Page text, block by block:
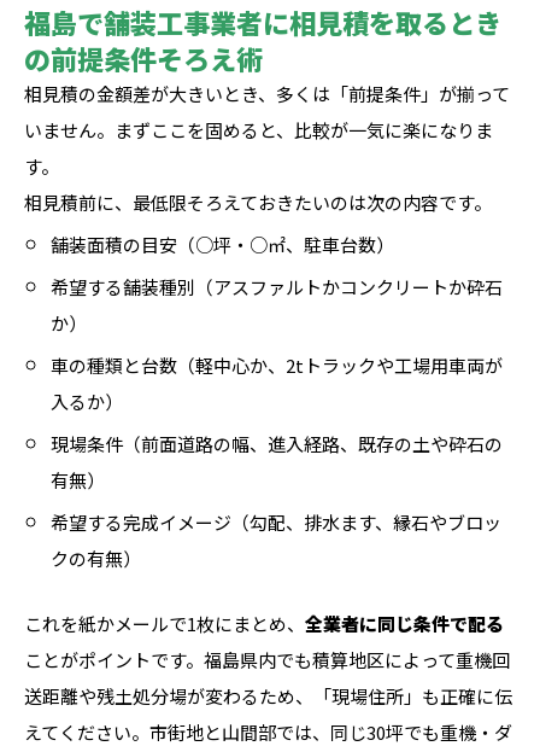
福島で舗装工事業者に相見積を取るとき
の前提条件そろえ術
相見積の金額差が大きいとき、多くは「前提条件」が揃って
いません。まずここを固めると、比較が一気に楽になりま
す。
相見積前に、最低限そろえておきたいのは次の内容です。
舗装面積の目安（○坪・○㎡、駐車台数）
希望する舗装種別（アスファルトかコンクリートか砕石
か）
車の種類と台数（軽中心か、2tトラックや工場用車両が
入るか）
現場条件（前面道路の幅、進入経路、既存の土や砕石の
有無）
希望する完成イメージ（勾配、排水ます、縁石やブロッ
クの有無）
これを紙かメールで1枚にまとめ、 全業者に同じ条件で配る
ことがポイントです。福島県内でも積算地区によって重機回
送距離や残土処分場が変わるため、「現場住所」も正確に伝
えてください。市街地と山間部では、同じ30坪でも重機・ダ